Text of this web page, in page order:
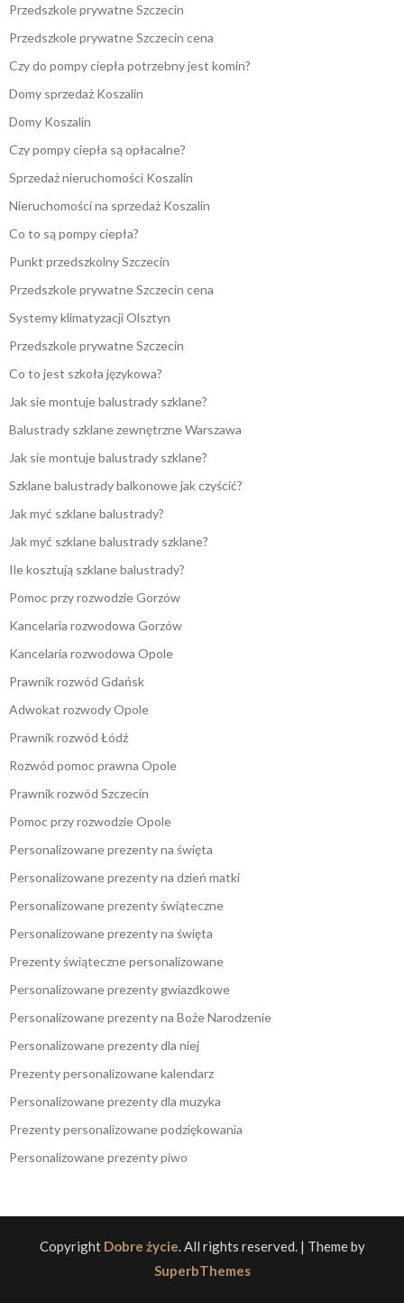
Przedszkole prywatne Szczecin
Przedszkole prywatne Szczecin cena
Czy do pompy ciepła potrzebny jest komin?
Domy sprzedaż Koszalin
Domy Koszalin
Czy pompy ciepła są opłacalne?
Sprzedaż nieruchomości Koszalin
Nieruchomości na sprzedaż Koszalin
Co to są pompy ciepła?
Punkt przedszkolny Szczecin
Przedszkole prywatne Szczecin cena
Systemy klimatyzacji Olsztyn
Przedszkole prywatne Szczecin
Co to jest szkoła językowa?
Jak sie montuje balustrady szklane?
Balustrady szklane zewnętrzne Warszawa
Jak sie montuje balustrady szklane?
Szklane balustrady balkonowe jak czyścić?
Jak myć szklane balustrady?
Jak myć szklane balustrady szklane?
Ile kosztują szklane balustrady?
Pomoc przy rozwodzie Gorzów
Kancelaria rozwodowa Gorzów
Kancelaria rozwodowa Opole
Prawnik rozwód Gdańsk
Adwokat rozwody Opole
Prawnik rozwód Łódź
Rozwód pomoc prawna Opole
Prawnik rozwód Szczecin
Pomoc przy rozwodzie Opole
Personalizowane prezenty na święta
Personalizowane prezenty na dzień matki
Personalizowane prezenty świąteczne
Personalizowane prezenty na święta
Prezenty świąteczne personalizowane
Personalizowane prezenty gwiazdkowe
Personalizowane prezenty na Boże Narodzenie
Personalizowane prezenty dla niej
Prezenty personalizowane kalendarz
Personalizowane prezenty dla muzyka
Prezenty personalizowane podziękowania
Personalizowane prezenty piwo
Copyright Dobre życie. All rights reserved. | Theme by
SuperbThemes